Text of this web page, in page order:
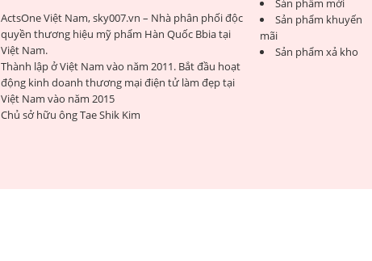
ActsOne Việt Nam, sky007.vn – Nhà phân phối độc
quyền thương hiệu mỹ phẩm Hàn Quốc Bbia tại
Việt Nam.
Thành lập ở Việt Nam vào năm 2011. Bắt đầu hoạt
động kinh doanh thương mại điện tử làm đẹp tại
Việt Nam vào năm 2015
Chủ sở hữu ông Tae Shik Kim
Sản phẩm mới
Sản phẩm khuyến
mãi
Sản phẩm xả kho